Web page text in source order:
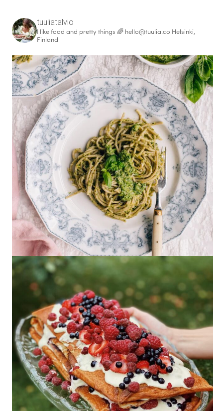
tuuliatalvio
I like food and pretty things 🌈 hello@tuulia.co Helsinki,
Finland